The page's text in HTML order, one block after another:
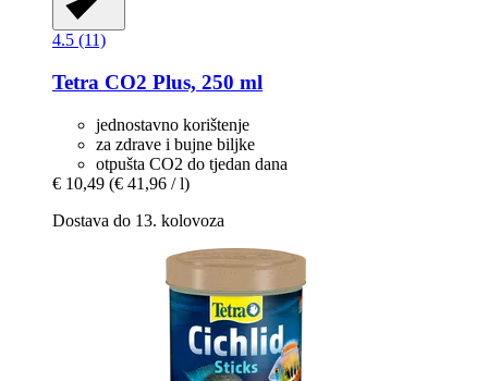
4.5 (11)
Tetra CO2 Plus, 250 ml
jednostavno korištenje
za zdrave i bujne biljke
otpušta CO2 do tjedan dana
€ 10,49 (€ 41,96 / l)
Dostava do 13. kolovoza